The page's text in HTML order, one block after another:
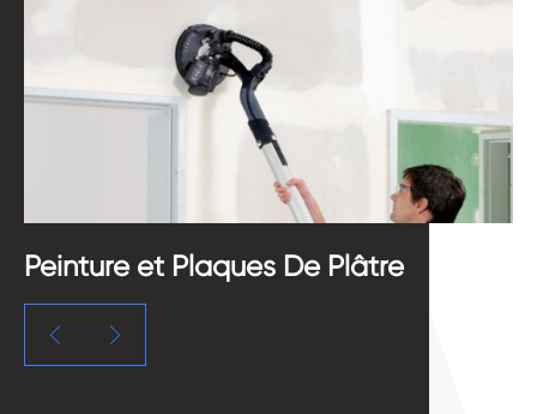
Peinture et Plaques De Plâtre
 